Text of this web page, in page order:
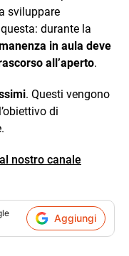
sviluppare
durante la
in aula deve
all’aperto.
. Questi vengono
di
nostro canale
Aggiungi